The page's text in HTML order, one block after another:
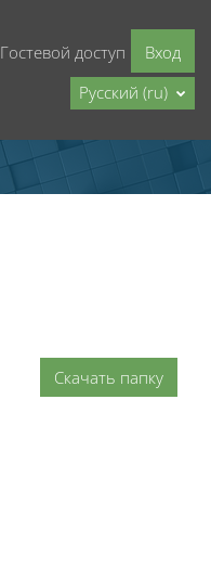
Гостевой доступ
Вход
Русский ‎(ru)‎
Скачать папку